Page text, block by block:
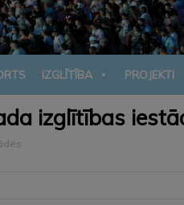
IZGLĪTĪBA PROJEKTI
izglītības